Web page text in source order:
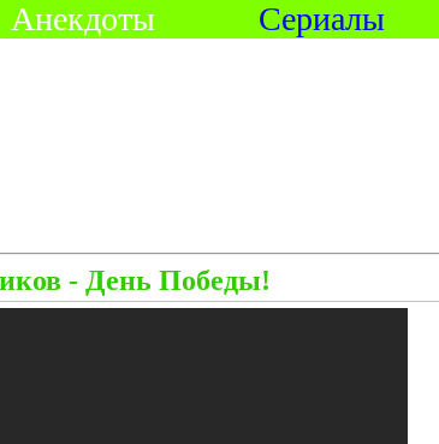
Анекдоты Сериалы
- День Победы!